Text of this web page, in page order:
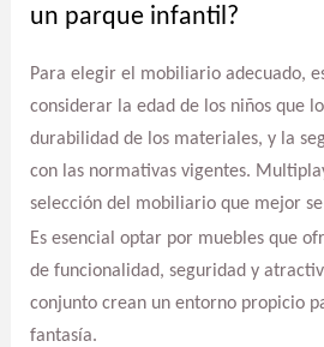
un parque infantil?
Para elegir el mobiliario adecuado,
considerar la edad de los niños que
durabilidad de los materiales, y la
con las normativas vigentes.
selección del mobiliario que mejor
Es esencial optar por muebles que
de funcionalidad, seguridad y
conjunto crean un entorno propicio
fantasía.